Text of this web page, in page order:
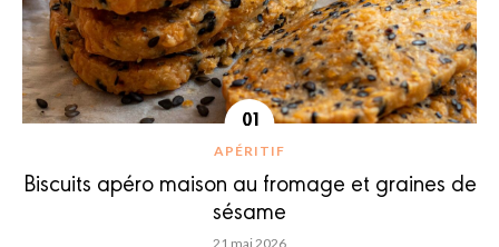
APÉRITIF
Biscuits apéro maison au fromage et graines de
sésame
21 mai 2026